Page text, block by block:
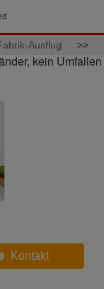
Ausflug >>
kein Umfallen
Kontakt